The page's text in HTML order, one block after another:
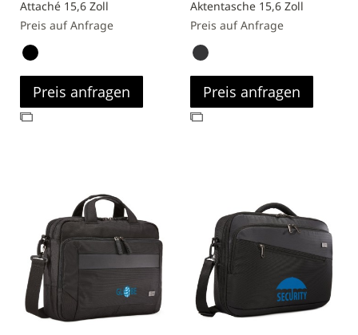
Attaché 15,6 Zoll
Preis auf Anfrage
Preis anfragen
Zur
Aktentasche 15,6 Zoll
Preis auf Anfrage
Preis anfragen
Zur